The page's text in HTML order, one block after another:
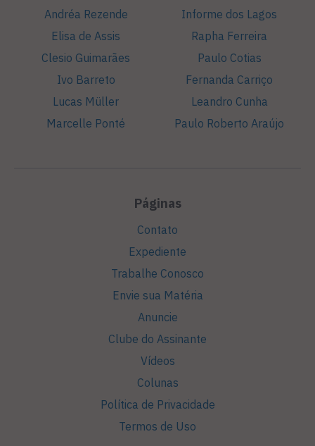
Andréa Rezende
Elisa de Assis
Clesio Guimarães
Ivo Barreto
Lucas Müller
Marcelle Ponté
Informe dos Lagos
Rapha Ferreira
Paulo Cotias
Fernanda Carriço
Leandro Cunha
Paulo Roberto Araújo
Páginas
Contato
Expediente
Trabalhe Conosco
Envie sua Matéria
Anuncie
Clube do Assinante
Vídeos
Colunas
Política de Privacidade
Termos de Uso